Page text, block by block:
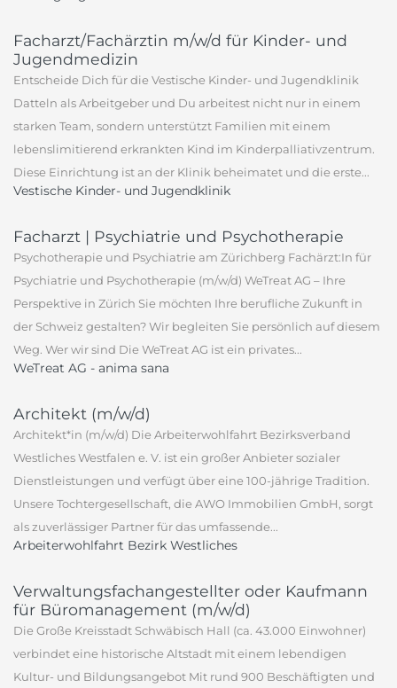
Facharzt/Fachärztin m/w/d für Kinder- und
Jugendmedizin
Entscheide Dich für die Vestische Kinder- und Jugendklinik
Datteln als Arbeitgeber und Du arbeitest nicht nur in einem
starken Team, sondern unterstützt Familien mit einem
lebenslimitierend erkrankten Kind im Kinderpalliativzentrum.
Diese Einrichtung ist an der Klinik beheimatet und die erste...
Vestische Kinder- und Jugendklinik
Facharzt | Psychiatrie und Psychotherapie
Psychotherapie und Psychiatrie am Zürichberg Fachärzt:In für
Psychiatrie und Psychotherapie (m/w/d) WeTreat AG – Ihre
Perspektive in Zürich Sie möchten Ihre berufliche Zukunft in
der Schweiz gestalten? Wir begleiten Sie persönlich auf diesem
Weg. Wer wir sind Die WeTreat AG ist ein privates...
WeTreat AG - anima sana
Architekt (m/w/d)
Architekt*in (m/w/d) Die Arbeiterwohlfahrt Bezirksverband
Westliches Westfalen e. V. ist ein großer Anbieter sozialer
Dienstleistungen und verfügt über eine 100-jährige Tradition.
Unsere Tochtergesellschaft, die AWO Immobilien GmbH, sorgt
als zuverlässiger Partner für das umfassende...
Arbeiterwohlfahrt Bezirk Westliches
Verwaltungsfachangestellter oder Kaufmann
für Büromanagement (m/w/d)
Die Große Kreisstadt Schwäbisch Hall (ca. 43.000 Einwohner)
verbindet eine historische Altstadt mit einem lebendigen
Kultur- und Bildungsangebot Mit rund 900 Beschäftigten und